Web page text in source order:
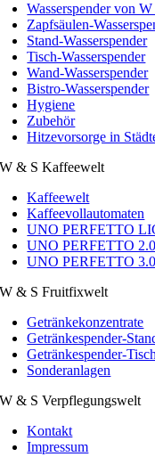
Wasserspender von
Zapfsäulen-
Stand-Wasserspender
Tisch-Wasserspender
Wand-Wasserspender
Bistro-Wasserspender
Hygiene
Zubehör
Hitzevorsorge in
W & S Kaffeewelt
Kaffeewelt
Kaffeevollautomaten
UNO PERFETTO
UNO PERFETTO 2.0
UNO PERFETTO
W & S Fruitfixwelt
Getränkekonzentrate
Getränkespender-
Getränkespender-
Sonderanlagen
W & S Verpflegungswelt
Kontakt
Impressum